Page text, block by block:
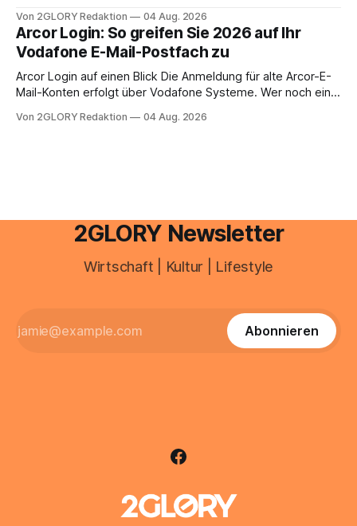
abwesenheiten und die gesamte kommunikation rund um
Ihr personal digital zu organisieren. In diesem Leitfaden
erfahren Sie alles, was Sie für einen reibungslosen Einstieg
brauchen, von der Registrierung
Von 2GLORY Redaktion 04 Aug. 2026
Arcor Login: So greifen Sie 2026 auf Ihr
Vodafone E-Mail-Postfach zu
Arcor Login auf einen Blick Die Anmeldung für alte Arcor-E-
Mail-Konten erfolgt über Vodafone Systeme. Wer noch eine
besitzt, loggt sich heute über das Vodafone E-Mail & Cloud
Von 2GLORY Redaktion 04 Aug. 2026
2GLORY Newsletter
Wirtschaft | Kultur | Lifestyle
Abonnieren